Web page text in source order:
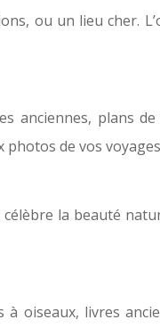
ou un lieu cher.
anciennes, plans
de vos
la beauté
oiseaux, livres